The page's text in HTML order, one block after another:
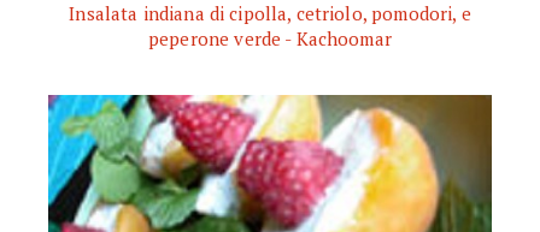
Insalata indiana di cipolla, cetriolo, pomodori, e
peperone verde - Kachoomar